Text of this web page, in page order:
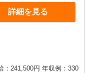
業所長（平均勤続年数10
もいます！）500万円
数13年）650万円 エリア
ーン歓迎！会社都合によ
！
詳細を見る
：241,500円 年収例：330